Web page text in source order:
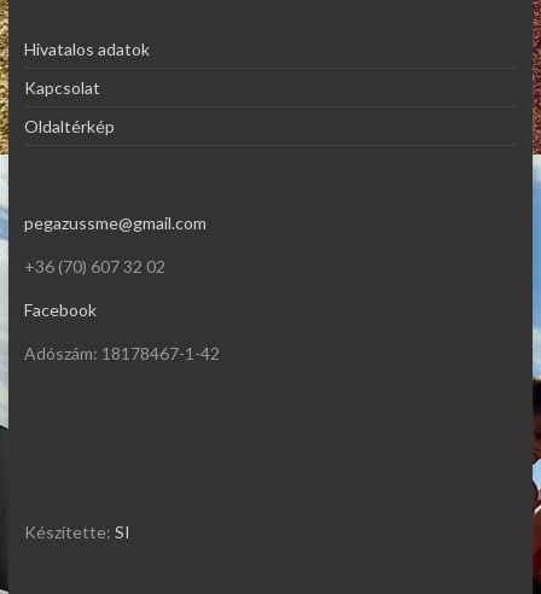
Hivatalos adatok
Kapcsolat
Oldaltérkép
pegazussme@gmail.com
+36 (70) 607 32 02
Facebook
Adószám: 18178467-1-42
Készítette: SI